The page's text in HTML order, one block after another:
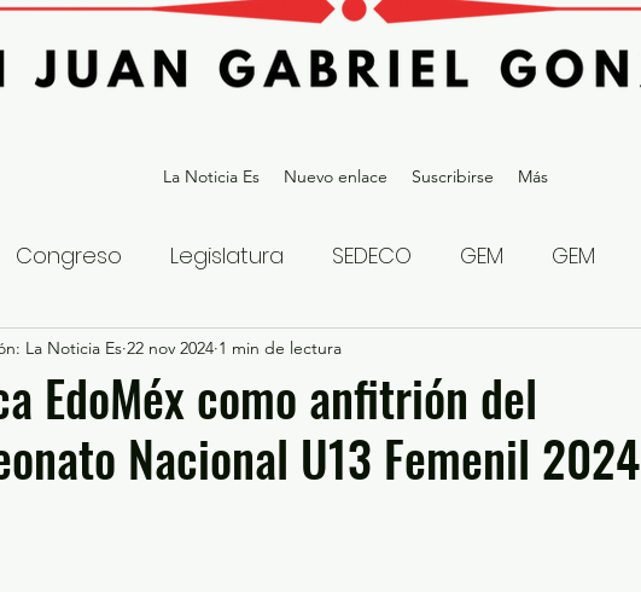
La Noticia Es Nuevo enlace Suscribirse Más
Congreso Legislatura SEDECO GEM GEM
Estatal Gubernatura Edoméx 2023
Seguridad y Justicia Denuncia Ciudadana
EdoMéx como anfitrión del
Nacional U13 Femenil 2024
La Noticia Es 22 nov 2024 1 min de lectura